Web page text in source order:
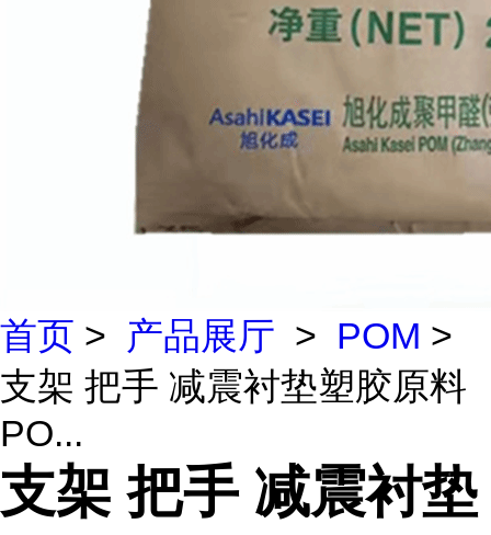
首页 > 产品展厅 > POM >
支架 把手 减震衬垫塑胶原料
PO...
支架 把手 减震衬垫